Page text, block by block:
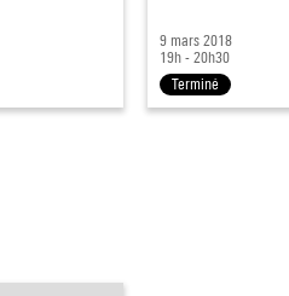
9 mars 2018
19h - 20h30
Terminé